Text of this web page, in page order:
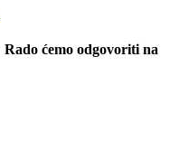
ćemo odgovoriti na